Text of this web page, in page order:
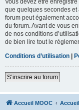
que quelques secondes et
forum peut également
du forum. Avant de vous
de nos conditions
de bien lire tout le
Conditions d’utilisation |
S’inscrire au forum
Accueil MOOC